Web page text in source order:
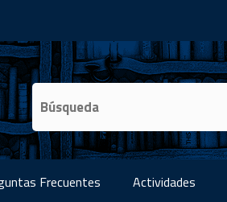
Frecuentes Actividades